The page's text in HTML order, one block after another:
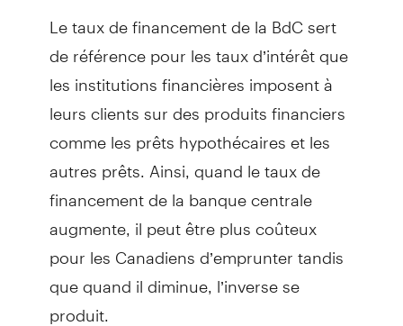
Le taux de financement de la BdC sert
de référence pour les taux d’intérêt que
les institutions financières imposent à
leurs clients sur des produits financiers
comme les prêts hypothécaires et les
autres prêts. Ainsi, quand le taux de
financement de la banque centrale
augmente, il peut être plus coûteux
pour les Canadiens d’emprunter tandis
que quand il diminue, l’inverse se
produit.